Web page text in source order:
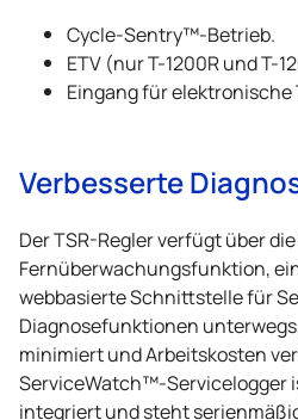
Cycle-Sentry™-Betrieb.
ETV (nur T-1200R und T-
Eingang für elektronische
Verbesserte
Der TSR-Regler verfügt über
Fernüberwachungsfunktion,
webbasierte Schnittstelle für
Diagnosefunktionen
minimiert und Arbeitskosten
ServiceWatch™-Servicelogger
integriert und steht